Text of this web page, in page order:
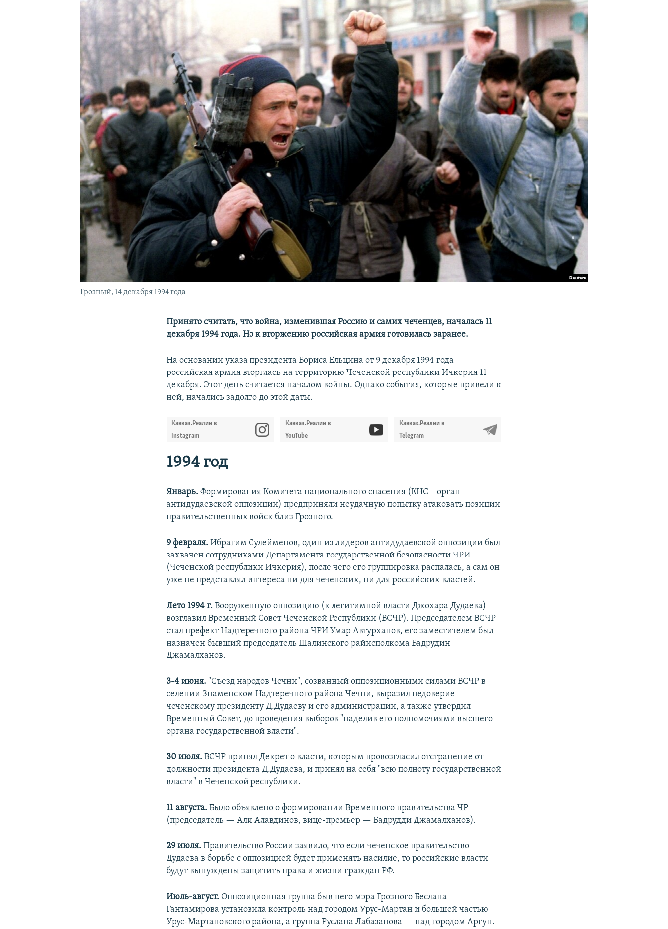
ПОДПИШИТЕСЬ НА РАССЫЛКУ
Грозный, 14 декабря 1994 года
Принято считать, что война, изменившая Россию и самих чеченцев, началась 11
декабря 1994 года. Но к вторжению российская армия готовилась заранее.
На основании указа президента Бориса Ельцина от 9 декабря 1994 года
российская армия вторглась на территорию Чеченской республики Ичкерия 11
декабря. Этот день считается началом войны. Однако события, которые привели к
ней, начались задолго до этой даты.
Кавказ.Реалии в
Instagram
Кавказ.Реалии в
YouTube
Кавказ.Реалии в
Telegram
1994 год
Январь. Формирования Комитета национального спасения (КНС – орган
антидудаевской оппозиции) предприняли неудачную попытку атаковать позиции
правительственных войск близ Грозного.
9 февраля. Ибрагим Сулейменов, один из лидеров антидудаевской оппозиции был
захвачен сотрудниками Департамента государственной безопасности ЧРИ
(Чеченской республики Ичкерия), после чего его группировка распалась, а сам он
уже не представлял интереса ни для чеченских, ни для российских властей.
Лето 1994 г. Вооруженную оппозицию (к легитимной власти Джохара Дудаева)
возглавил Временный Совет Чеченской Республики (ВСЧР). Председателем ВСЧР
стал префект Надтеречного района ЧРИ Умар Автурханов, его заместителем был
назначен бывший председатель Шалинского райисполкома Бадрудин
Джамалханов.
3-4 июня. "Съезд народов Чечни", созванный оппозиционными силами ВСЧР в
селении Знаменском Надтеречного района Чечни, выразил недоверие
чеченскому президенту Д.Дудаеву и его администрации, а также утвердил
Временный Совет, до проведения выборов "наделив его полномочиями высшего
органа государственной власти".
30 июля. ВСЧР принял Декрет о власти, которым провозгласил отстранение от
должности президента Д.Дудаева, и принял на себя "всю полноту государственной
власти" в Чеченской республики.
11 августа. Было объявлено о формировании Временного правительства ЧР
(председатель — Али Алавдинов, вице-премьер — Бадрудди Джамалханов).
29 июля. Правительство России заявило, что если чеченское правительство
Дудаева в борьбе с оппозицией будет применять насилие, то российские власти
будут вынуждены защитить права и жизни граждан РФ.
Июль-август. Оппозиционная группа бывшего мэра Грозного Беслана
Гантамирова установила контроль над городом Урус-Мартан и большей частью
Урус-Мартановского района, а группа Руслана Лабазанова — над городом Аргун.